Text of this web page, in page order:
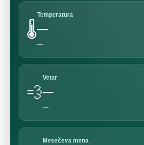
🌡️
Temperatura
—
—
💨
Vetar
—
—
Mesečeva mena